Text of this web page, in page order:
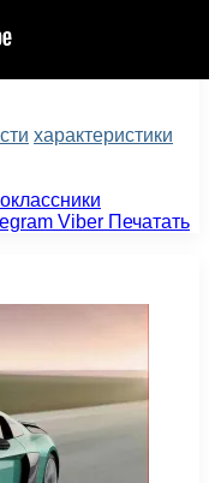
характеристики
Viber Печатать